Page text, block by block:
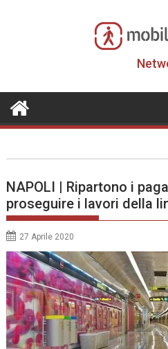
NAPOLI | Ripartono i
proseguire i lavori della
27 Aprile 2020